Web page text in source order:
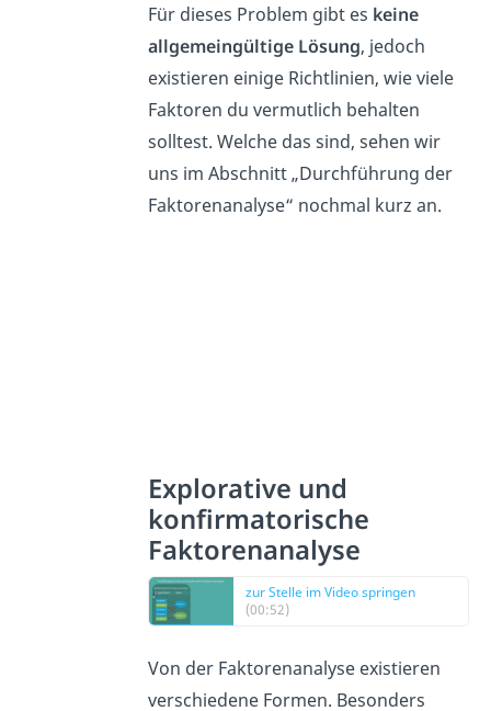
Für dieses Problem gibt es keine
allgemeingültige Lösung, jedoch
existieren einige Richtlinien, wie viele
Faktoren du vermutlich behalten
solltest. Welche das sind, sehen wir
uns im Abschnitt „Durchführung der
Faktorenanalyse“ nochmal kurz an.
Explorative und
konfirmatorische
Faktorenanalyse
zur Stelle im Video springen
(00:52)
Von der Faktorenanalyse existieren
verschiedene Formen. Besonders